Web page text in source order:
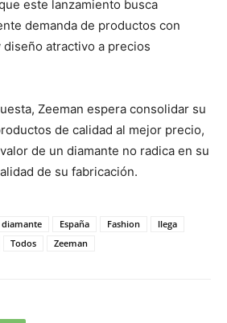
este lanzamiento busca
demanda de productos con
diseño atractivo a precios
Zeeman espera consolidar su
de calidad al mejor precio,
de un diamante no radica en su
de su fabricación.
diamante España Fashion
llega
Todos Zeeman